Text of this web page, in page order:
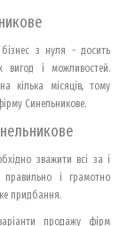
бізнес з нуля - досить
вигод і можливостей.
кілька місяців, тому
Синельникове.
зважити всі за і
і грамотно
придбання.
продажу фірм